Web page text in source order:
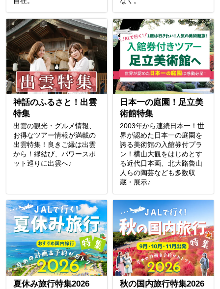
神話のふるさと！出雲
特集
出雲の観光・グルメ情報、
お得なツアー情報が満載の
出雲特集！良きご縁は出雲
から！縁結び、パワースポ
ット巡りに出雲へ♪
日本一の庭園！足立美
術館特集
2003年から連続日本一！世
界が認めた日本一の庭園を
誇る美術館の入館券付プラ
ン！横山大観をはじめとす
る近代日本画、北大路魯山
人らの陶芸なども多数収
蔵・展示♪
夏休み旅行特集2026 秋の国内旅行特集2026